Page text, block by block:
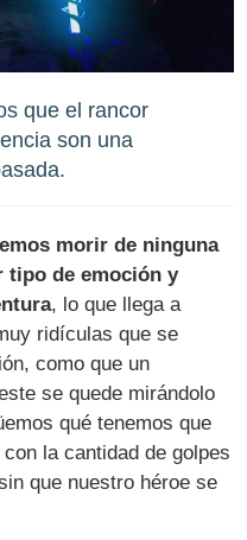
que el rancor
son una
morir de ninguna
tipo de emoción y
, lo que llega a
ridículas que se
como que un
se quede mirándolo
qué tenemos que
la cantidad de golpes
que nuestro héroe se